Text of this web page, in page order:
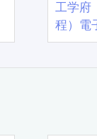
工学
程）電